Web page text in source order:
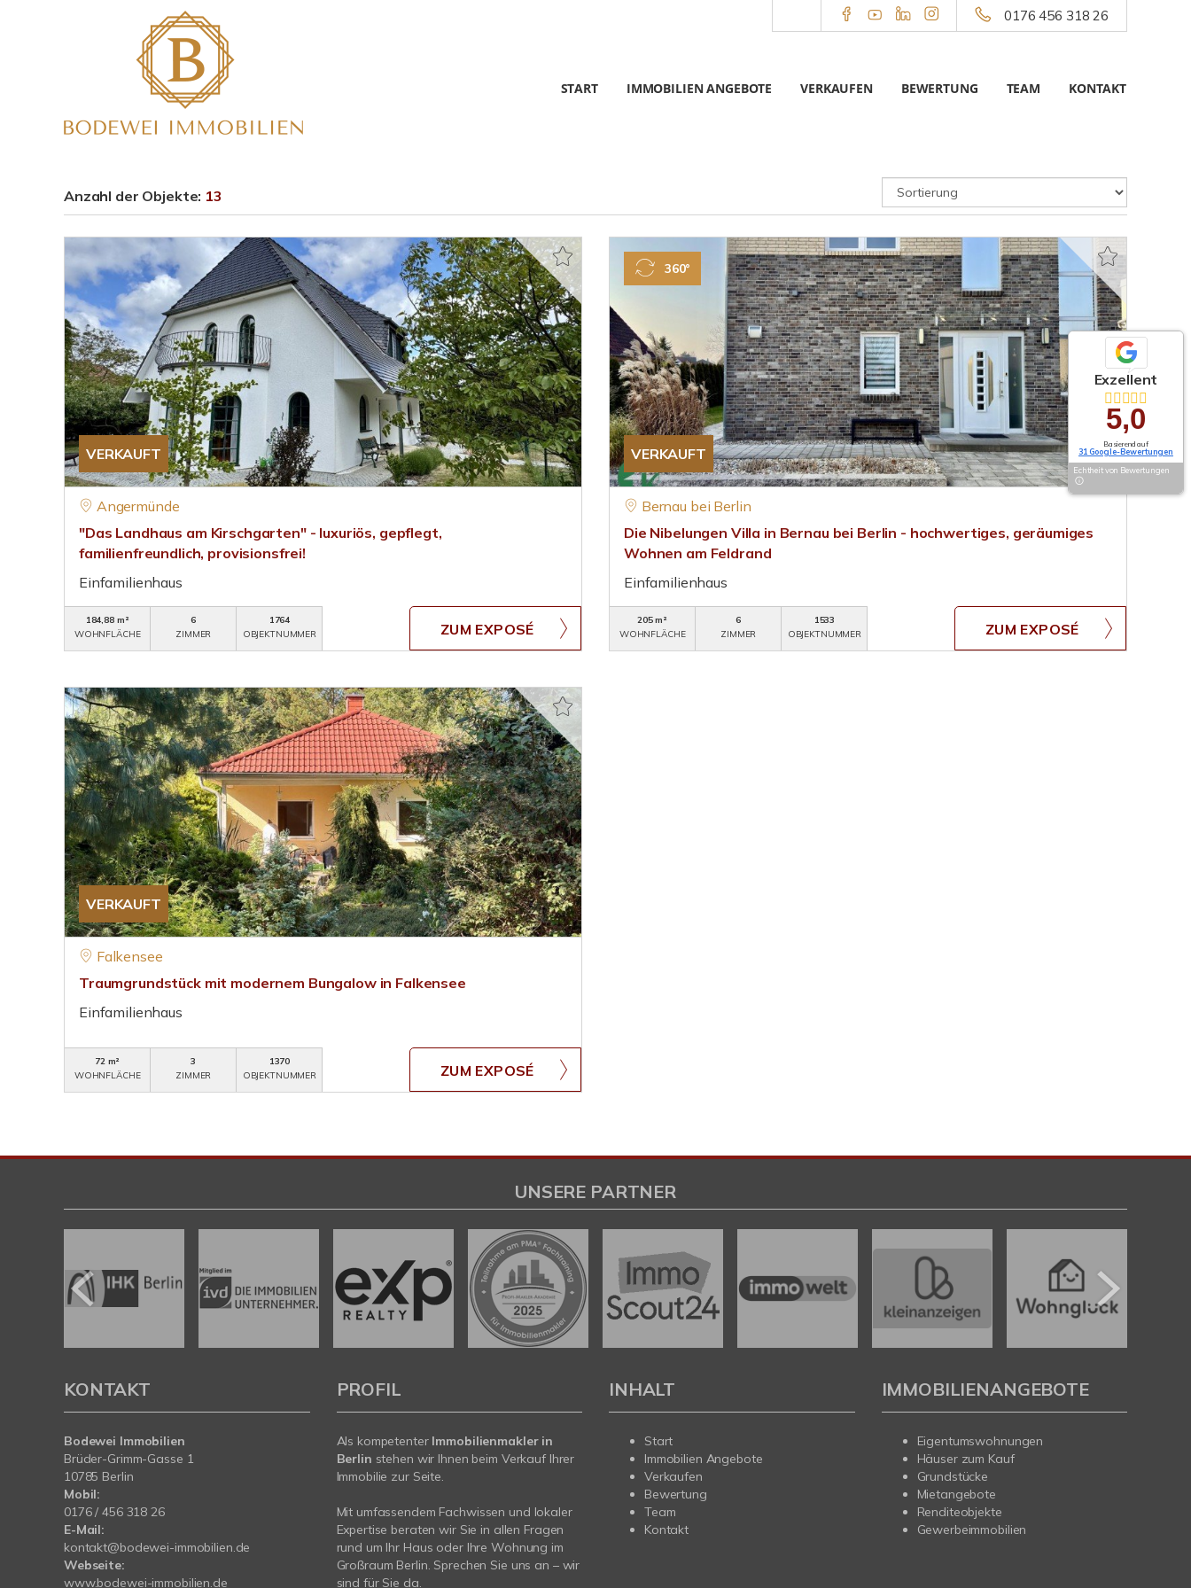
0176 456 318 26
START IMMOBILIEN ANGEBOTE VERKAUFEN BEWERTUNG TEAM KONTAKT
Anzahl der Objekte: 13
VERKAUFT
Angermünde
"Das Landhaus am Kirschgarten" - luxuriös, gepflegt,
familienfreundlich, provisionsfrei!
Einfamilienhaus
184,88 m²
WOHNFLÄCHE
6
ZIMMER
1764
OBJEKTNUMMER
ZUM EXPOSÉ
VERKAUFT
360°
Bernau bei Berlin
Die Nibelungen Villa in Bernau bei Berlin - hochwertiges, geräumiges
Wohnen am Feldrand
Einfamilienhaus
205 m²
WOHNFLÄCHE
6
ZIMMER
1533
OBJEKTNUMMER
ZUM EXPOSÉ
VERKAUFT
Falkensee
Traumgrundstück mit modernem Bungalow in Falkensee
Einfamilienhaus
72 m²
WOHNFLÄCHE
3
ZIMMER
1370
OBJEKTNUMMER
ZUM EXPOSÉ
Exzellent
5,0
Basierend auf
31 Google-Bewertungen
Echtheit von Bewertungen
UNSERE PARTNER
KONTAKT
Bodewei Immobilien
Brüder-Grimm-Gasse 1
10785 Berlin
Mobil:
0176 / 456 318 26
E-Mail:
kontakt@bodewei-immobilien.de
Webseite:
www.bodewei-immobilien.de
PROFIL
Als kompetenter Immobilienmakler in
Berlin stehen wir Ihnen beim Verkauf Ihrer
Immobilie zur Seite.
Mit umfassendem Fachwissen und lokaler
Expertise beraten wir Sie in allen Fragen
rund um Ihr Haus oder Ihre Wohnung im
Großraum Berlin. Sprechen Sie uns an – wir
sind für Sie da.
INHALT
Start
Immobilien Angebote
Verkaufen
Bewertung
Team
Kontakt
IMMOBILIENANGEBOTE
Eigentumswohnungen
Häuser zum Kauf
Grundstücke
Mietangebote
Renditeobjekte
Gewerbeimmobilien